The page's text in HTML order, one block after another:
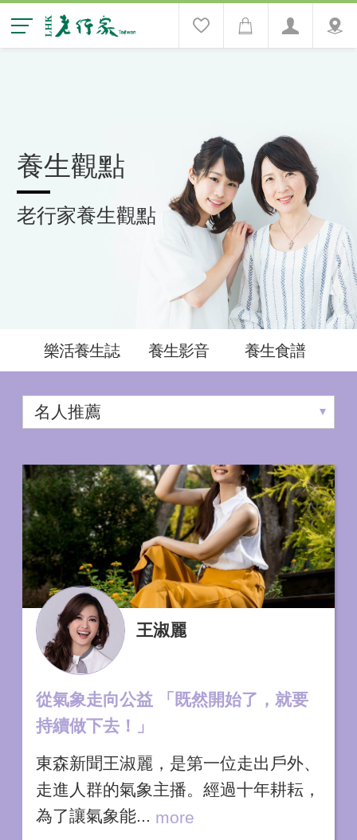
養生觀點
老行家養生觀點
樂活養生誌 養生影音 養生食譜
王淑麗
從氣象走向公益 「既然開始了，就要
持續做下去！」
東森新聞王淑麗，是第一位走出戶外、
走進人群的氣象主播。經過十年耕耘，
為了讓氣象能... more